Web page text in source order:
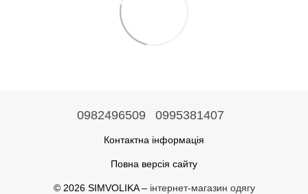
0982496509 0995381407
Контактна інформація
Повна версія сайту
© 2026 SIMVOLIKA – інтернет-магазин одягу